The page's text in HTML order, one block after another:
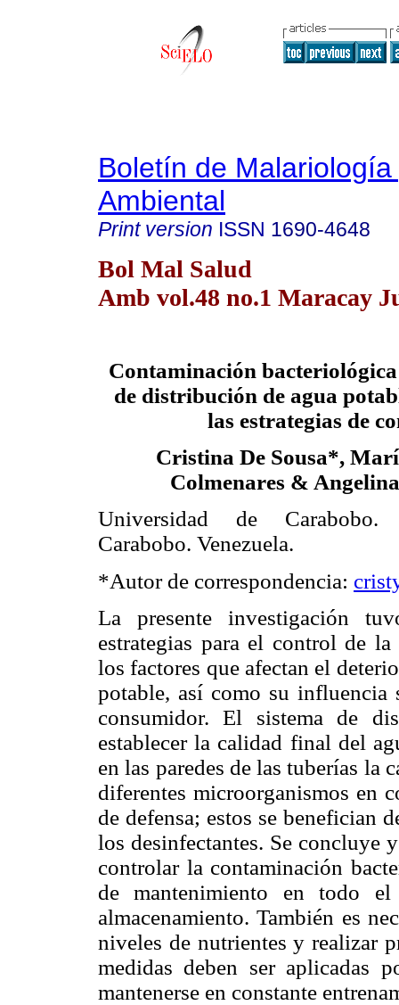
Boletín de
Ambiental
Print version ISSN 1690-4648
Bol Mal Salud
Amb vol.48 no.1 Maracay
Contaminación bacteriológica
de distribución de agua
las estrategias de
Cristina De Sousa*,
Colmenares &
Universidad de Carabobo.
Carabobo. Venezuela.
*Autor de correspondencia:
La presente investigación
estrategias para el control de
los factores que afectan el
potable, así como su influencia
consumidor. El sistema de
establecer la calidad final del
en las paredes de las tuberías la
diferentes microorganismos en
de defensa; estos se benefician
los desinfectantes. Se concluye
controlar la contaminación
de mantenimiento en todo
almacenamiento. También es
niveles de nutrientes y realizar
medidas deben ser aplicadas
mantenerse en constante